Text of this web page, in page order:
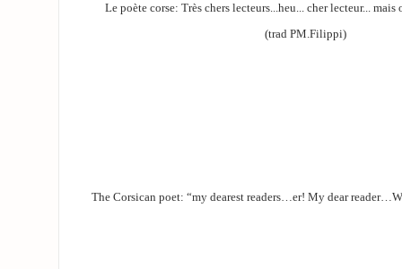
Le poète corse: Très chers lecteurs...heu... cher lecteur... mais
(trad PM.Filippi)
The Corsican poet: “my dearest readers…er! My dear